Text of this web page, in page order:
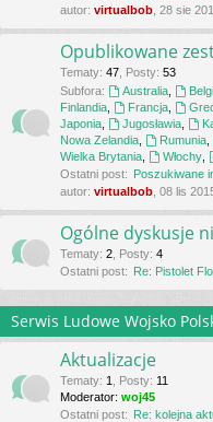
autor: virtualbob , 28 sie
Opublikowane
Tematy: 47 Posty: 53
Subfora:
Australia,
Finlandia
Francja,
Japonia
Jugosławia,
Nowa Zelandia
Rumunia,
Wielka Brytania
Włochy,
Ostatni post: Poszukiwane
autor: virtualbob , 08 lis
Ogólne dyskusje
Tematy: 2 Posty: 4
Ostatni post: Re: Pistolet
Serwis Ludowe Wojsko
Aktualizacje
Tematy: 1 Posty: 11
Moderator: woj45
Ostatni post: Re: kolejna